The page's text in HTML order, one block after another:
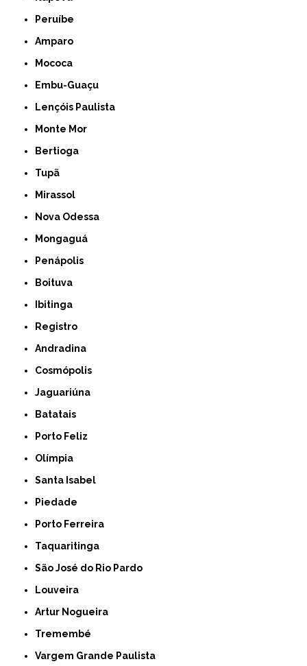
Peruíbe
Amparo
Mococa
Embu-Guaçu
Lençóis Paulista
Monte Mor
Bertioga
Tupã
Mirassol
Nova Odessa
Mongaguá
Penápolis
Boituva
Ibitinga
Registro
Andradina
Cosmópolis
Jaguariúna
Batatais
Porto Feliz
Olímpia
Santa Isabel
Piedade
Porto Ferreira
Taquaritinga
São José do Rio Pardo
Louveira
Artur Nogueira
Tremembé
Vargem Grande Paulista